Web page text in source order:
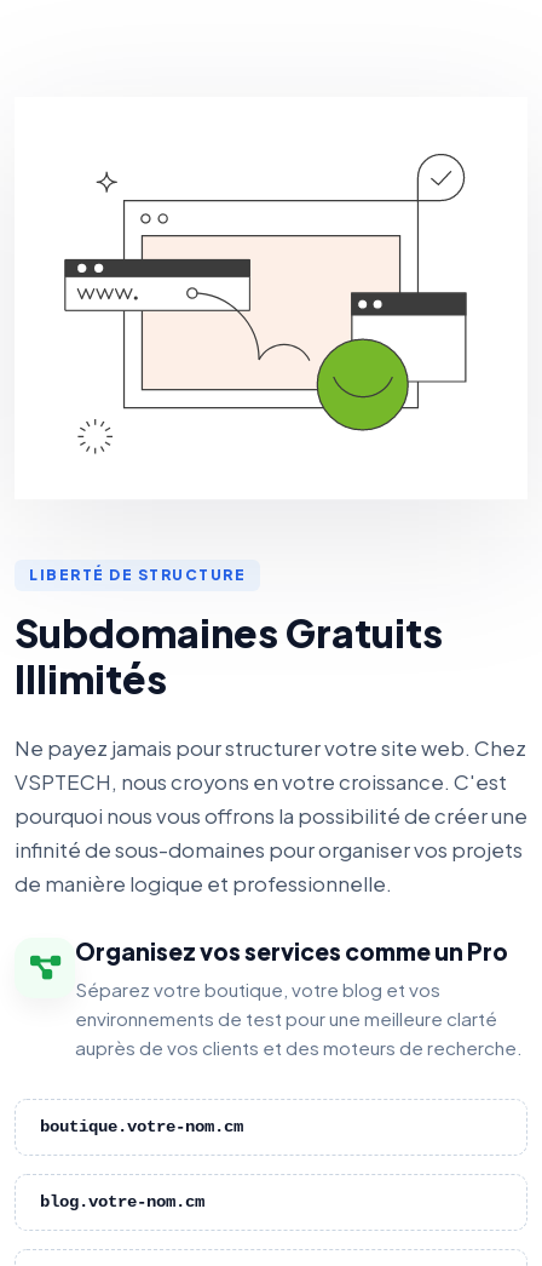
LIBERTÉ DE STRUCTURE
Subdomaines Gratuits
Illimités
Ne payez jamais pour structurer votre site web. Chez
VSPTECH, nous croyons en votre croissance. C'est
pourquoi nous vous offrons la possibilité de créer une
infinité de sous-domaines pour organiser vos projets
de manière logique et professionnelle.
Organisez vos services comme un Pro
Séparez votre boutique, votre blog et vos
environnements de test pour une meilleure clarté
auprès de vos clients et des moteurs de recherche.
boutique.votre-nom.cm
blog.votre-nom.cm